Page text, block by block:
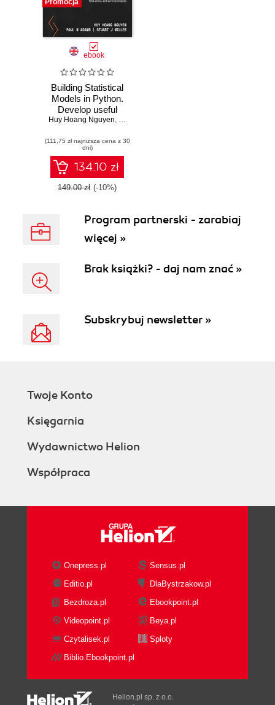
Promocja
ebook
Building Statistical
Models in Python.
Develop useful
models for
classification, time
series, and
survival analysis
Huy Hoang Nguyen, Paul N Adams
(111,75 zł najniższa cena z 30
dni)
134.10 zł
149.00 zł (-10%)
Program partnerski - zarabiaj
więcej »
Brak książki? - daj nam znać »
Subskrybuj newsletter »
Twoje Konto
Księgarnia
Wydawnictwo Helion
Współpraca
Onepress.pl
Sensus.pl
Editio.pl
DlaBystrzakow.pl
Bezdroza.pl
Ebookpoint.pl
Videopoint.pl
Beya.pl
Czytalisek.pl
Sploty
Biblio.Ebookpoint.pl
Helion.pl sp. z o.o.